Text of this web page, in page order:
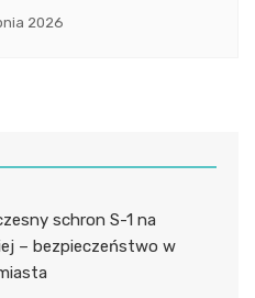
2026
schron S-1 na
– bezpieczeństwo w